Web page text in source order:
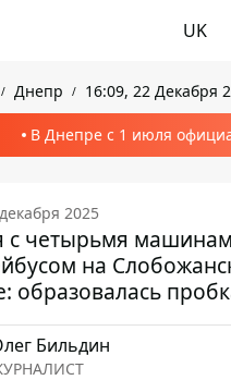
UK
Днепр 16:09, 22 Декабря
В Днепре с 1 июля
2025
с четырьмя
на
образовалась
Бильдин